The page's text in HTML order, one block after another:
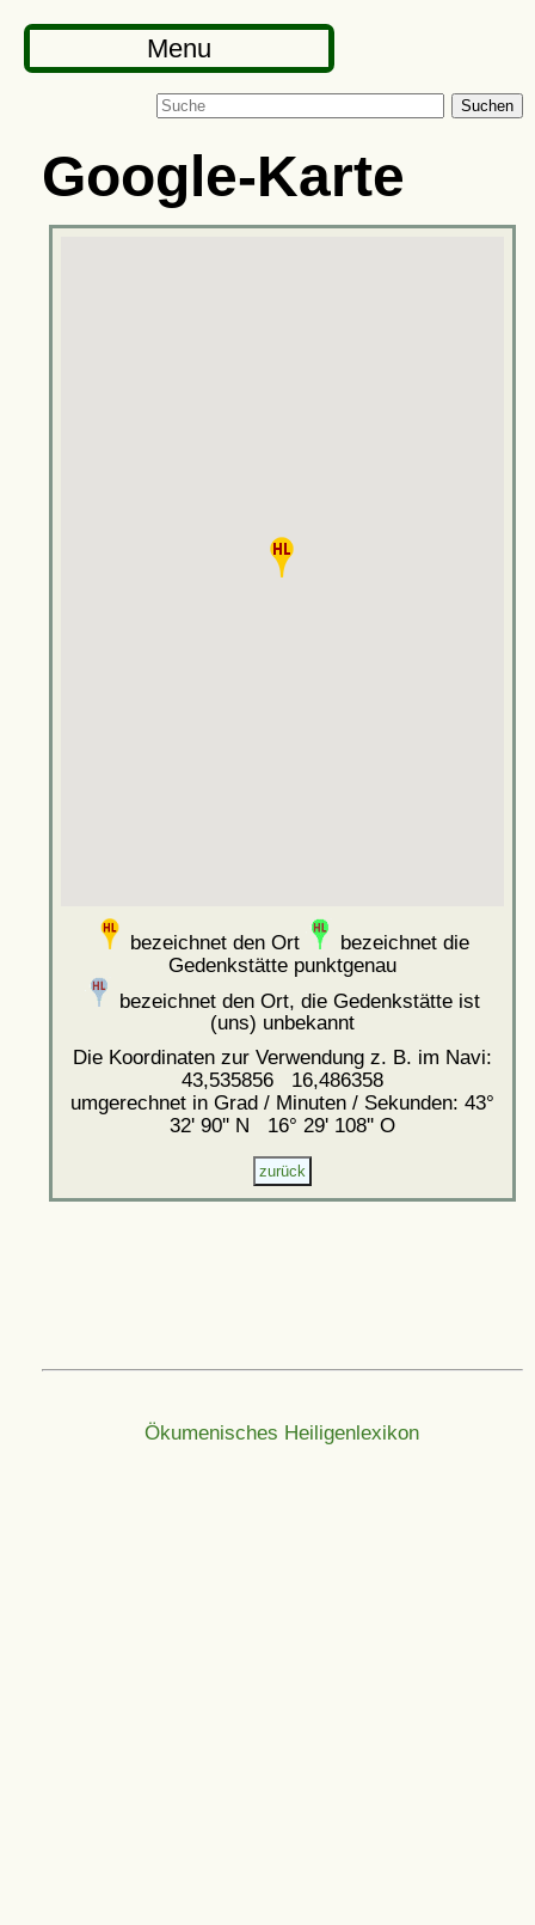
Menu
Suchen
Google-Karte
bezeichnet den Ort
bezeichnet die
Gedenkstätte punktgenau
bezeichnet den Ort, die Gedenkstätte ist
(uns) unbekannt
Die Koordinaten zur Verwendung z. B. im Navi:
43,535856 16,486358
umgerechnet in Grad / Minuten / Sekunden: 43°
32' 90'' N 16° 29' 108'' O
Ökumenisches Heiligenlexikon